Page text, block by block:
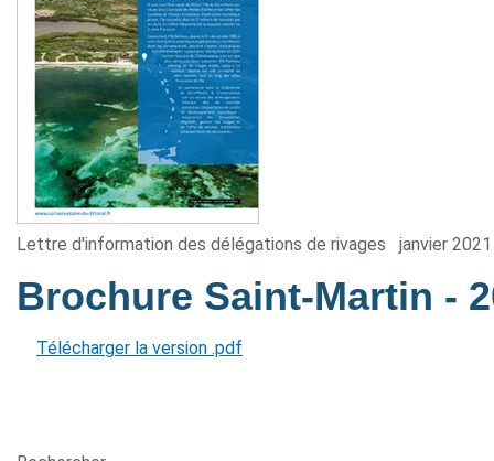
Lettre d'information des délégations de rivages janvier 2021
Brochure Saint-Martin -
Télécharger la version .pdf